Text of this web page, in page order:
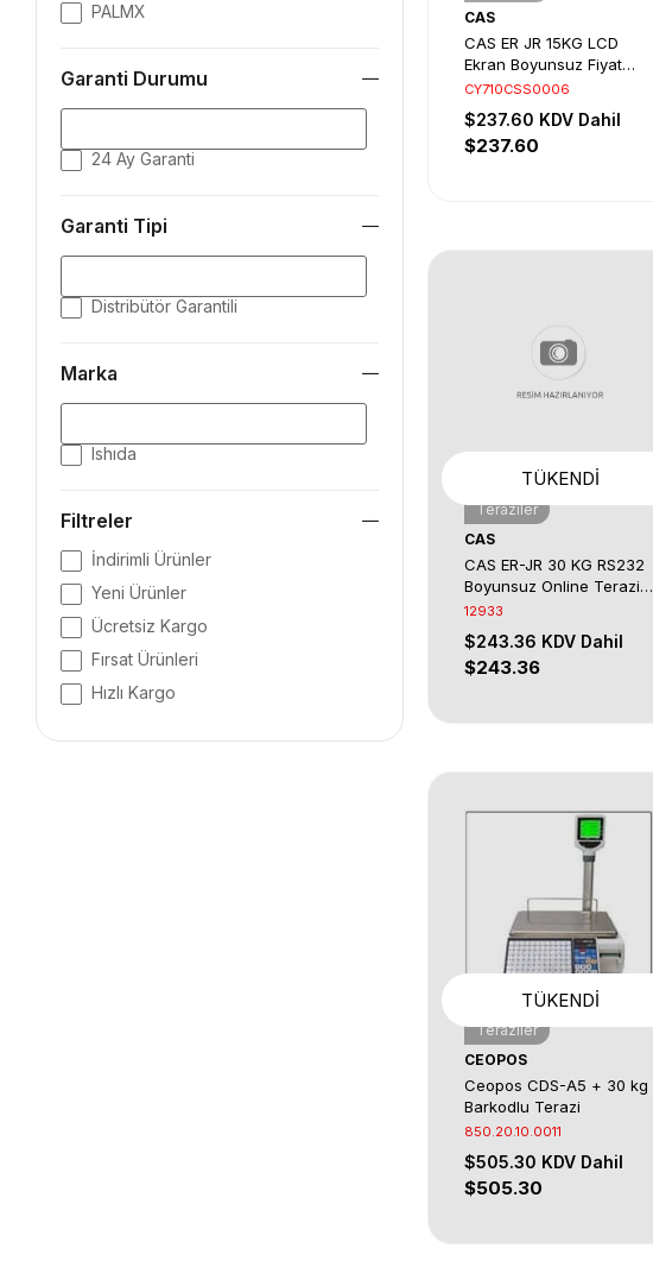
PALMX
Garanti Durumu
24 Ay Garanti
Garanti Tipi
Distribütör Garantili
Marka
Ishıda
Filtreler
İndirimli Ürünler
Yeni Ürünler
Ücretsiz Kargo
Fırsat Ürünleri
Hızlı Kargo
CAS
CAS ER JR 15KG LCD
Ekran Boyunsuz Fiyat
Hesaplamalı Terazi
CY710CSS0006
$237.60 KDV Dahil
$237.60
TÜKENDI
Teraziler
CAS
CAS ER-JR 30 KG RS232
Boyunsuz Online Terazi +
Paslanmaz Metal Çukur
12933
$243.36 KDV Dahil
$243.36
TÜKENDI
Teraziler
CEOPOS
Ceopos CDS-A5 + 30 kg
Barkodlu Terazi
850.20.10.0011
$505.30 KDV Dahil
$505.30